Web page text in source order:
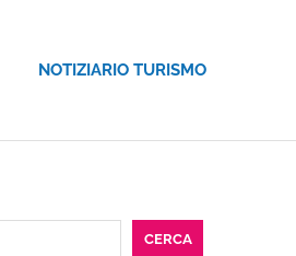
NOTIZIARIO TURISMO
CERCA